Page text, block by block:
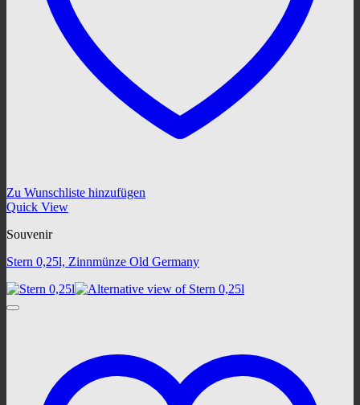
Zu Wunschliste hinzufügen
Quick View
Souvenir
Stern 0,25l, Zinnmünze Old Germany